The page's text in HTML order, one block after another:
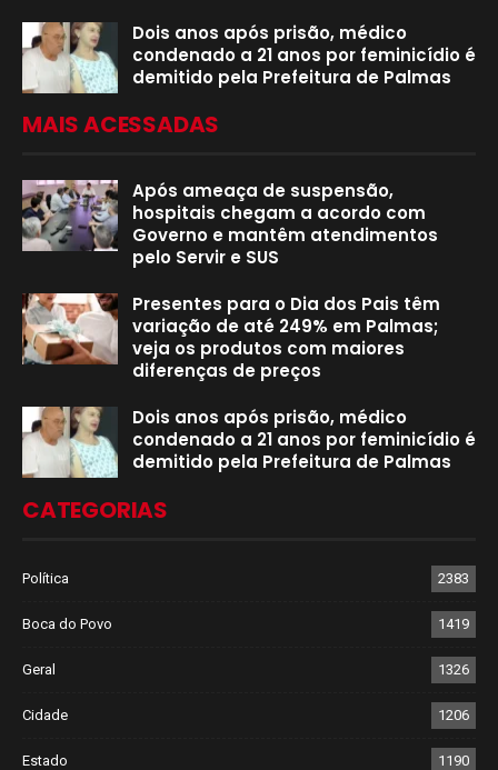
Dois anos após prisão, médico
condenado a 21 anos por feminicídio é
demitido pela Prefeitura de Palmas
MAIS ACESSADAS
Após ameaça de suspensão,
hospitais chegam a acordo com
Governo e mantêm atendimentos
pelo Servir e SUS
Presentes para o Dia dos Pais têm
variação de até 249% em Palmas;
veja os produtos com maiores
diferenças de preços
Dois anos após prisão, médico
condenado a 21 anos por feminicídio é
demitido pela Prefeitura de Palmas
CATEGORIAS
Política 2383
Boca do Povo 1419
Geral 1326
Cidade 1206
Estado 1190